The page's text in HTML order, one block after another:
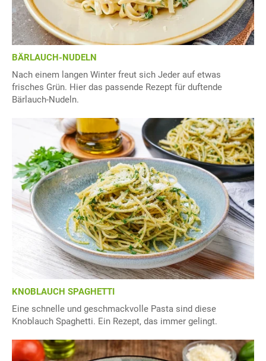
BÄRLAUCH-NUDELN
Nach einem langen Winter freut sich Jeder auf etwas
frisches Grün. Hier das passende Rezept für duftende
Bärlauch-Nudeln.
KNOBLAUCH SPAGHETTI
Eine schnelle und geschmackvolle Pasta sind diese
Knoblauch Spaghetti. Ein Rezept, das immer gelingt.